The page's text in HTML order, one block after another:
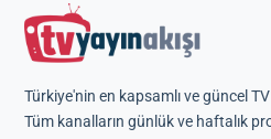
Türkiye'nin en kapsamlı ve güncel TV
Tüm kanalların günlük ve haftalık